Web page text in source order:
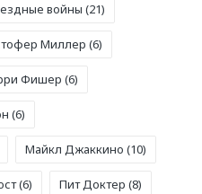
войны (21)
Миллер (6)
Фишер (6)
(6)
Майкл Джаккино (10)
(6) Пит Доктер (8)